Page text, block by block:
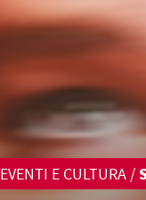
EVENTI E CULTURA /